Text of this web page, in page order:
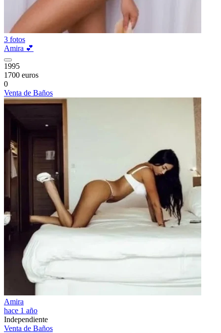
3 fotos
Amira 💕
1995
1700 euros
0
Venta de Baños
Amira
hace 1 año
Independiente
Venta de Baños